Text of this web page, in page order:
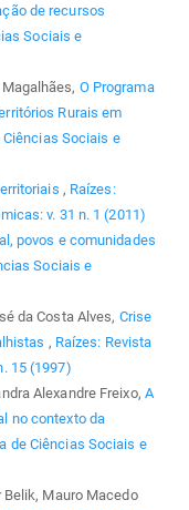
de recursos
Sociais e
O Programa
Rurais em
Ciências Sociais e
, Raízes:
v. 31 n. 1 (2011)
povos e comunidades
Sociais e
da Costa Alves, Crise
, Raízes: Revista
15 (1997)
Alexandre Freixo, A
no contexto da
de Ciências Sociais e
Belik, Mauro Macedo